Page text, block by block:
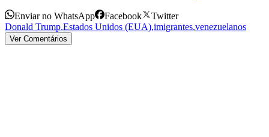
Enviar no WhatsApp Facebook
Twitter
Donald Trump,Estados Unidos (EUA),imigrantes,venezuelanos
Ver Comentários